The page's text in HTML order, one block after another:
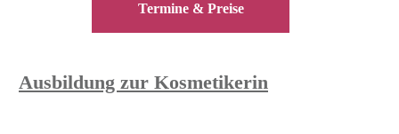
Termine & Preise
Ausbildung zur Kosmetikerin